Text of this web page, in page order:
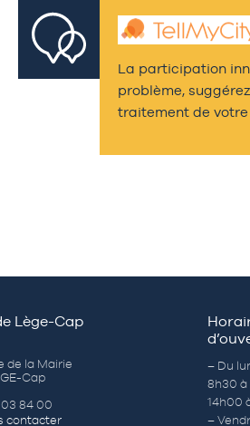
La participation
problème,
traitement de votre
Lège-Cap
de la Mairie
Cap
03 84 00
contacter
– Du
8h30 à
14h00
–